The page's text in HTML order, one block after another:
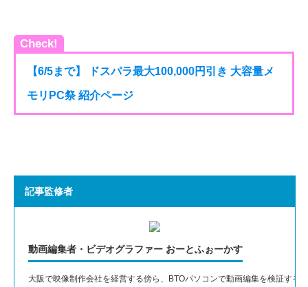
Check!
【6/5まで】 ドスパラ最大100,000円引き 大容量メ
モリPC祭 紹介ページ
記事監修者
動画編集者・ビデオグラファー おーとふぉーかす
大阪で映像制作会社を経営する傍ら、BTOパソコンで動画編集を検証するブ